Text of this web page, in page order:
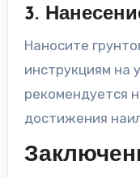
3.
Наносите
инструкциям на
рекомендуется
достижения